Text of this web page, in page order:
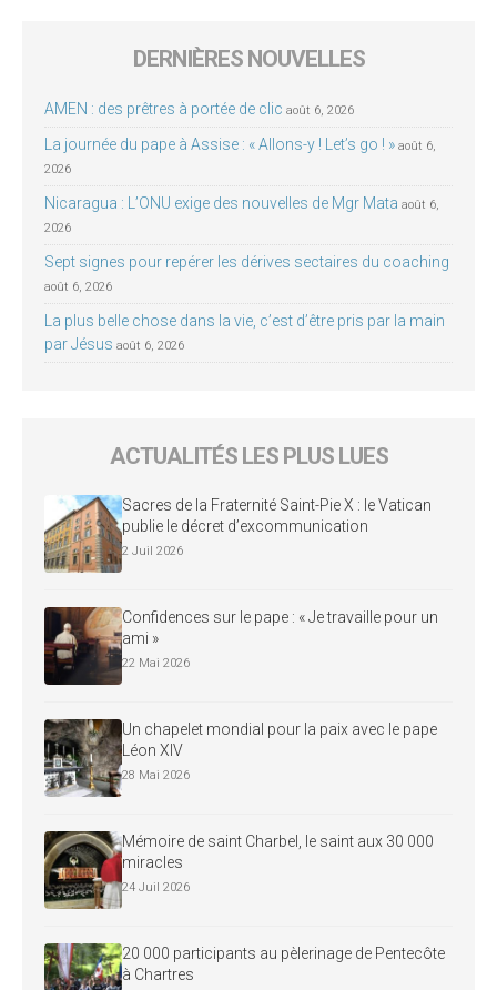
DERNIÈRES NOUVELLES
AMEN : des prêtres à portée de clic août 6, 2026
La journée du pape à Assise : « Allons-y ! Let’s go ! » août 6,
2026
Nicaragua : L’ONU exige des nouvelles de Mgr Mata août 6,
2026
Sept signes pour repérer les dérives sectaires du coaching
août 6, 2026
La plus belle chose dans la vie, c’est d’être pris par la main
par Jésus août 6, 2026
ACTUALITÉS LES PLUS LUES
Sacres de la Fraternité Saint-Pie X : le Vatican
publie le décret d’excommunication
2 Juil 2026
Confidences sur le pape : « Je travaille pour un
ami »
22 Mai 2026
Un chapelet mondial pour la paix avec le pape
Léon XIV
28 Mai 2026
Mémoire de saint Charbel, le saint aux 30 000
miracles
24 Juil 2026
20 000 participants au pèlerinage de Pentecôte
à Chartres